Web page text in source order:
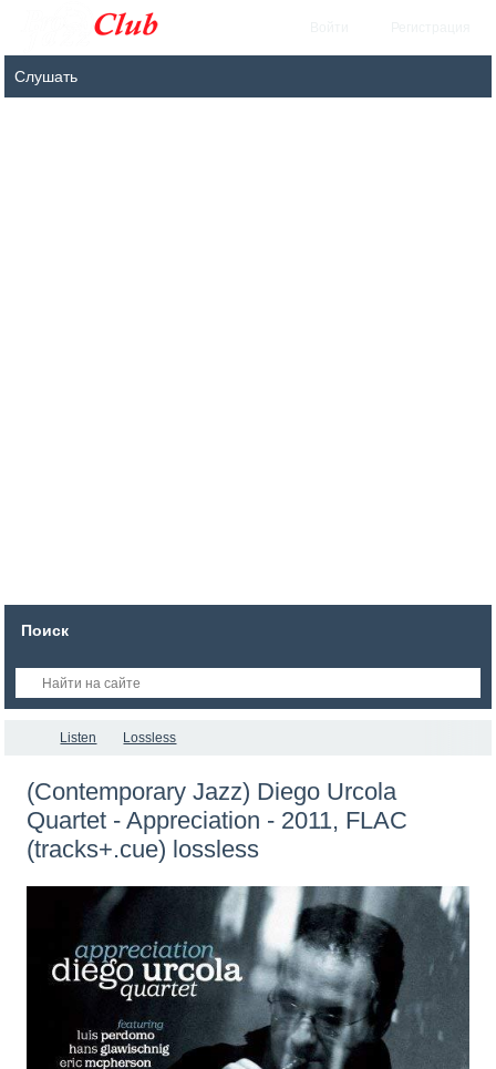
Поиск
Listen Lossless
(Contemporary Jazz) Diego Urcola
Quartet - Appreciation - 2011, FLAC
(tracks+.cue) lossless